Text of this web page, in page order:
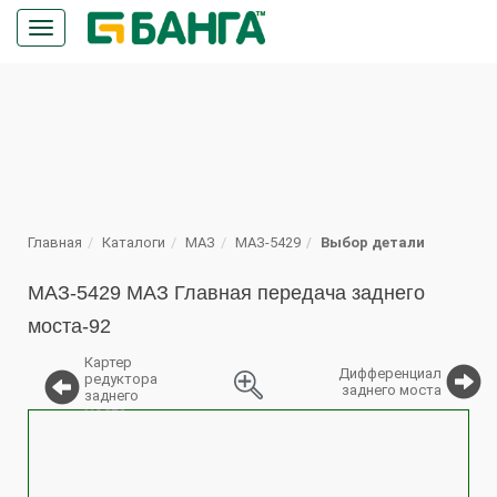
Кнопка
меню
Главная Каталоги МАЗ МАЗ-5429 Выбор детали
МАЗ-5429 МАЗ Главная передача заднего
моста-92
Картер
редуктора
заднего
моста
Дифференциал
заднего моста